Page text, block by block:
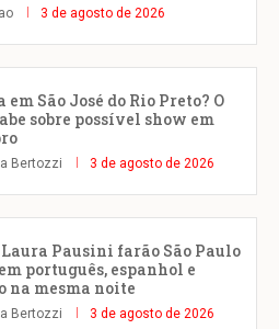
3 de agosto de 2026
São José do Rio Preto? O
sobre possível show em
Bertozzi 3 de agosto de 2026
Pausini farão São Paulo
português, espanhol e
na mesma noite
Bertozzi 3 de agosto de 2026